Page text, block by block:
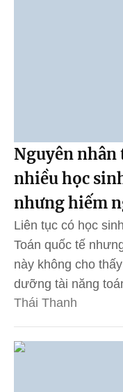
Nguyên nhân
nhiều học
nhưng hiếm
Liên tục có học
Toán quốc tế
này không cho
dưỡng tài năng
Thái Thanh